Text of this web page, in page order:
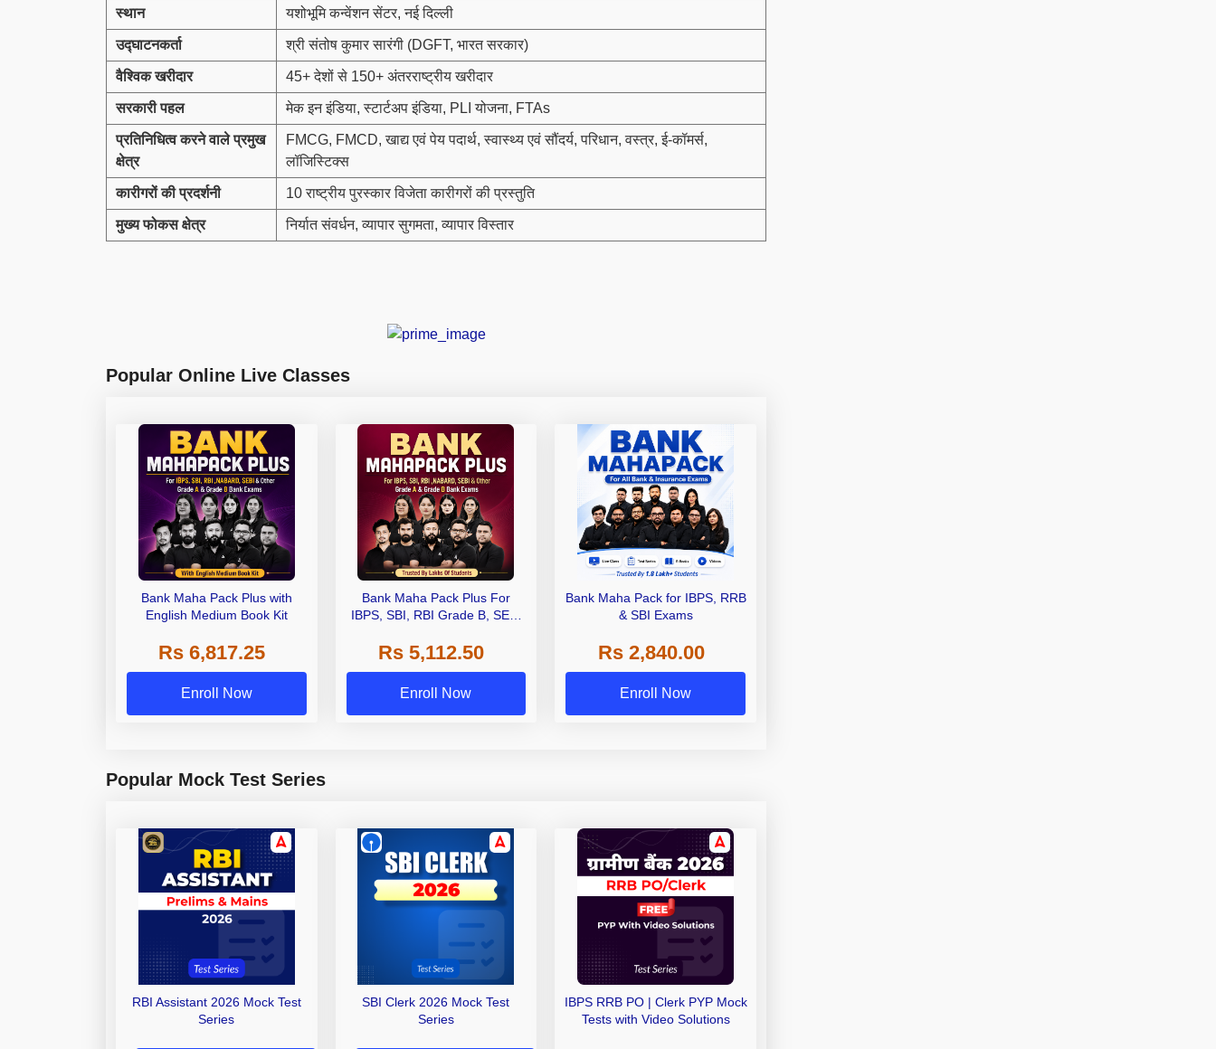
स्थान यशोभूमि कन्वेंशन सेंटर, नई दिल्ली
उद्घाटनकर्ता श्री संतोष कुमार सारंगी (DGFT, भारत सरकार)
वैश्विक खरीदार 45+ देशों से 150+ अंतरराष्ट्रीय खरीदार
सरकारी पहल मेक इन इंडिया, स्टार्टअप इंडिया, PLI योजना, FTAs
प्रतिनिधित्व करने वाले प्रमुख
क्षेत्र
FMCG, FMCD, खाद्य एवं पेय पदार्थ, स्वास्थ्य एवं सौंदर्य, परिधान, वस्त्र, ई-कॉमर्स,
लॉजिस्टिक्स
कारीगरों की प्रदर्शनी 10 राष्ट्रीय पुरस्कार विजेता कारीगरों की प्रस्तुति
मुख्य फोकस क्षेत्र निर्यात संवर्धन, व्यापार सुगमता, व्यापार विस्तार
Popular Online Live Classes
Bank Maha Pack Plus with
English Medium Book Kit
Rs 6,817.25
Enroll Now
Bank Maha Pack Plus For
IBPS, SBI, RBI Grade B, SEBI
Other Grade A & Grade B Bank
Exams
Rs 5,112.50
Enroll Now
Bank Maha Pack for IBPS, RRB
& SBI Exams
Rs 2,840.00
Enroll Now
Popular Mock Test Series
RBI Assistant 2026 Mock Test
Series
SBI Clerk 2026 Mock Test
Series
IBPS RRB PO | Clerk PYP Mock
Tests with Video Solutions